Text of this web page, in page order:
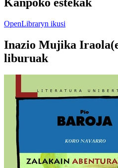
OpenLibraryn ikusi
Inazio Mujika
liburuak